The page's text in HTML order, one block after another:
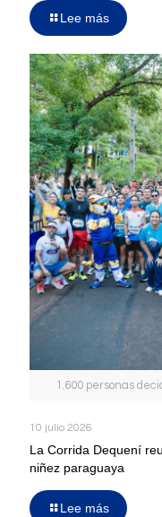
Lee más
1.600 personas
10 julio 2026
La Corrida Dequení
niñez paraguaya
Lee más